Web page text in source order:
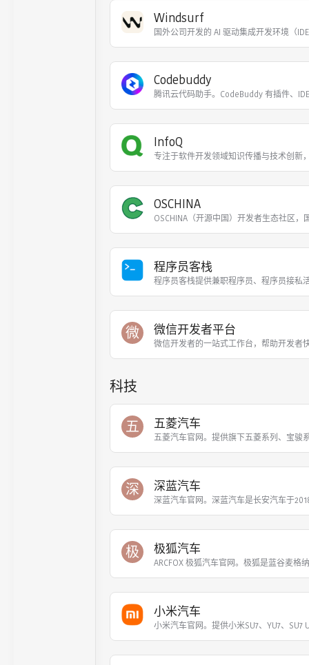
Windsurf
国外公司开发的 AI 驱动集成开发环境（
Codebuddy
腾讯云代码助手。CodeBuddy 有插件、IDE
InfoQ
专注于软件开发领域知识传播与技术创新
OSCHINA
OSCHINA（开源中国）开发者生态社区，
程序员客栈
程序员客栈提供兼职程序员、程序员接私
微 微信开发者平台
微信开发者的一站式工作台，帮助开发者
科技
五 五菱汽车
五菱汽车官网。提供旗下五菱系列、宝骏
深 深蓝汽车
深蓝汽车官网。深蓝汽车是长安汽车于
极 极狐汽车
ARCFOX 极狐汽车官网。极狐是蓝谷麦格
小米汽车
小米汽车官网。提供小米SU7、YU7、SU7